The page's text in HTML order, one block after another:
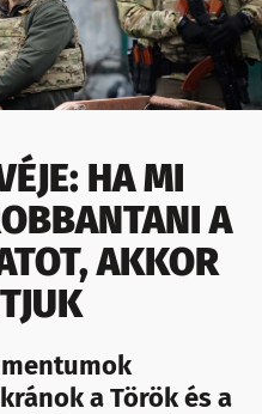
HA MI
A
AKKOR
a Török és a